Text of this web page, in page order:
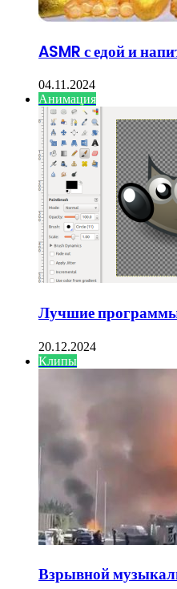
ASMR с едой и
04.11.2024
Анимация
Лучшие
20.12.2024
Клипы
Взрывной